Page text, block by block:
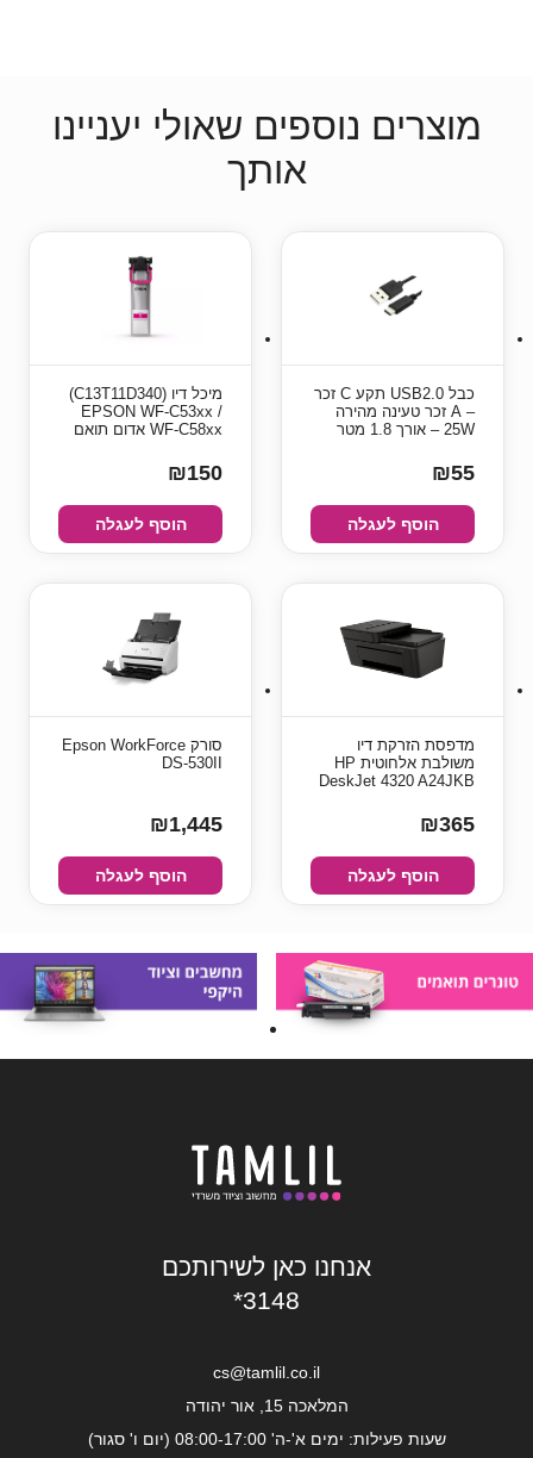
מוצרים נוספים שאולי יעניינו
אותך
כבל USB2.0 תקע C זכר
– A זכר טעינה מהירה
25W – אורך 1.8 מטר
₪55
הוסף לעגלה
מיכל דיו (C13T11D340)
EPSON WF-C53xx /
WF-C58xx אדום תואם
₪150
הוסף לעגלה
מדפסת ‏הזרקת דיו
משולבת אלחוטית HP
DeskJet 4320 A24JKB
₪365
הוסף לעגלה
סורק Epson WorkForce
DS-530II
₪1,445
הוסף לעגלה
אנחנו כאן לשירותכם
*3148
cs@tamlil.co.il
המלאכה 15, אור יהודה
שעות פעילות: ימים א'-ה' 08:00-17:00 (יום ו' סגור)